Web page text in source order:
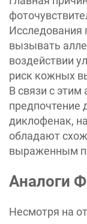
Исследования
вызывать
воздействии
риск кожных
В связи с этим
предпочтение
диклофенак,
обладают
выраженным
Аналоги
Несмотря на